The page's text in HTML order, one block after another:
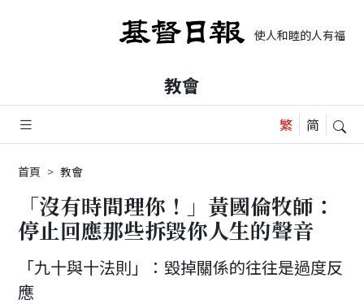
使人和睦的人有福了
教會
首頁 教會
「沒有時間理你！」黃國倫牧師：
停止回應那些拆毀你人生的聲音
「九十與十法則」：毀掉關係的往往是過度反
應